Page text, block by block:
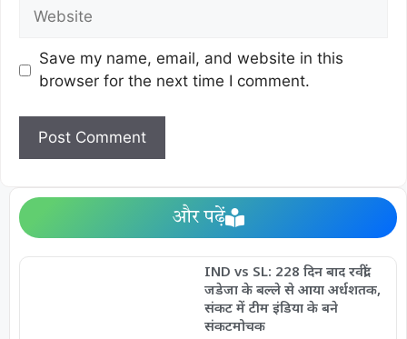
Save my name, email, and website in this
browser for the next time I comment.
और पढ़ें
IND vs SL: 228 दिन बाद रवींद्र
जडेजा के बल्ले से आया अर्धशतक,
संकट में टीम इंडिया के बने
संकटमोचक